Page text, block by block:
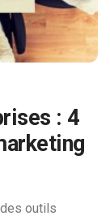
: 4
outils